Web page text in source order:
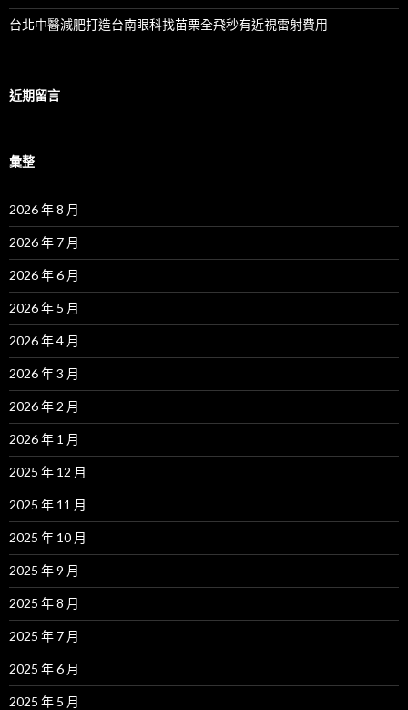
台北中醫減肥打造台南眼科找苗栗全飛秒有近視雷射費用
近期留言
彙整
2026 年 8 月
2026 年 7 月
2026 年 6 月
2026 年 5 月
2026 年 4 月
2026 年 3 月
2026 年 2 月
2026 年 1 月
2025 年 12 月
2025 年 11 月
2025 年 10 月
2025 年 9 月
2025 年 8 月
2025 年 7 月
2025 年 6 月
2025 年 5 月